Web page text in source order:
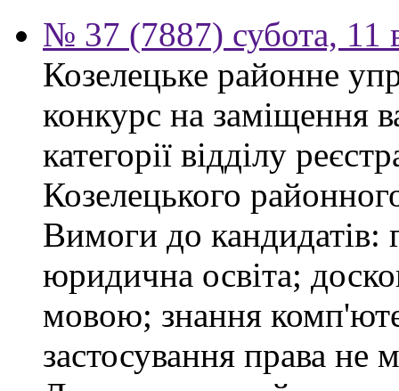
№ 37 (7887) субота, 11
Козелецьке районне
конкурс на заміщення
категорії відділу
Козелецького
Вимоги до кандидатів:
юридична освіта;
мовою; знання
застосування права не